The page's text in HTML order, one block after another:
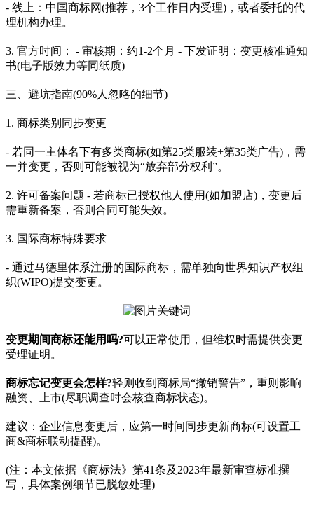
- 线上：中国商标网(推荐，3个工作日内受理)，或者委托的代
理机构办理。
3. 官方时间： - 审核期：约1-2个月 - 下发证明：变更核准通知
书(电子版效力等同纸质)
三、避坑指南(90%人忽略的细节)
1. 商标类别同步变更
- 若同一主体名下有多类商标(如第25类服装+第35类广告)，需
一并变更，否则可能被视为“放弃部分权利”。
2. 许可备案问题 - 若商标已授权他人使用(如加盟店)，变更后
需重新备案，否则合同可能失效。
3. 国际商标特殊要求
- 通过马德里体系注册的国际商标，需单独向世界知识产权组
织(WIPO)提交变更。
变更期间商标还能用吗?可以正常使用，但维权时需提供变更
受理证明。
商标忘记变更会怎样?轻则收到商标局“撤销警告”，重则影响
融资、上市(尽职调查时会核查商标状态)。
建议：企业信息变更后，应第一时间同步更新商标(可设置工
商&商标联动提醒)。
(注：本文依据《商标法》第41条及2023年最新审查标准撰
写，具体案例细节已脱敏处理)